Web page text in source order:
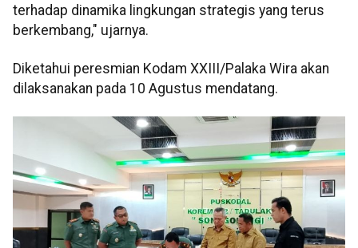
terhadap dinamika lingkungan strategis yang terus
berkembang," ujarnya.
Diketahui peresmian Kodam XXIII/Palaka Wira akan
dilaksanakan pada 10 Agustus mendatang.